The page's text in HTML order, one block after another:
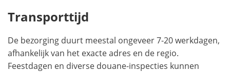
Transporttijd
De bezorging duurt meestal ongeveer 7-20 werkdagen,
afhankelijk van het exacte adres en de regio.
Feestdagen en diverse douane-inspecties kunnen